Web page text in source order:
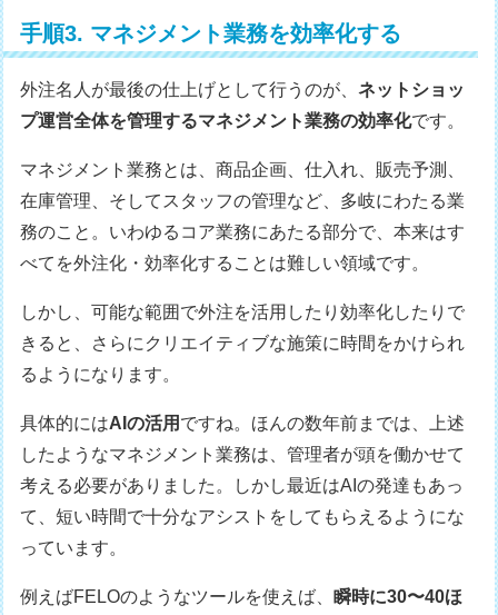
手順3. マネジメント業務を効率化する
外注名人が最後の仕上げとして行うのが、ネットショッ
プ運営全体を管理するマネジメント業務の効率化です。
マネジメント業務とは、商品企画、仕入れ、販売予測、
在庫管理、そしてスタッフの管理など、多岐にわたる業
務のこと。いわゆるコア業務にあたる部分で、本来はす
べてを外注化・効率化することは難しい領域です。
しかし、可能な範囲で外注を活用したり効率化したりで
きると、さらにクリエイティブな施策に時間をかけられ
るようになります。
具体的にはAIの活用 ですね。ほんの数年前までは、上述
したようなマネジメント業務は、管理者が頭を働かせて
考える必要がありました。しかし最近はAIの発達もあっ
て、短い時間で十分なアシストをしてもらえるようにな
っています。
例えばFELOのようなツールを使えば、瞬時に30〜40ほ